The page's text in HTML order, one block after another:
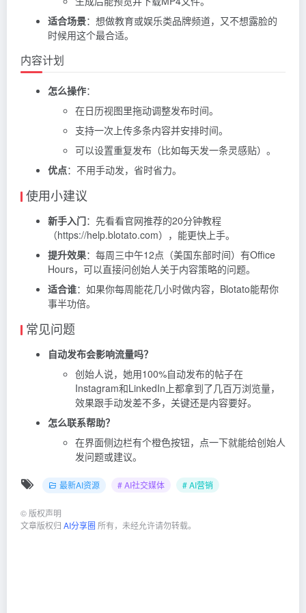
适合场景：想做教育或娱乐类品牌频道，又不想露脸的
时候用这个最合适。
内容计划
怎么操作：
在日历视图里拖动调整发布时间。
支持一次上传多条内容并安排时间。
可以设置重复发布（比如每天发一条灵感贴）。
优点：不用手动发，省时省力。
使用小建议
新手入门：先看看官网推荐的20分钟教程
（https://help.blotato.com），能更快上手。
提升效果：每周三中午12点（美国东部时间）有Office
Hours，可以直接问创始人关于内容策略的问题。
适合谁：如果你每周能花几小时做内容，Blotato能帮你
事半功倍。
常见问题
自动发布会影响流量吗？
创始人说，她用100%自动发布的帖子在
Instagram和LinkedIn上都拿到了几百万浏览量，
效果跟手动发差不多，关键还是内容要好。
怎么联系帮助？
在界面侧边栏有个橙色按钮，点一下就能给创始人
发问题或建议。
最新AI资源 # AI社交媒体 # AI营销
© 版权声明
文章版权归 AI分享圈 所有，未经允许请勿转载。